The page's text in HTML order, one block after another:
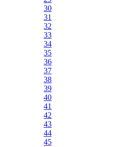
30
31
32
33
34
35
36
37
38
39
40
41
42
43
44
45